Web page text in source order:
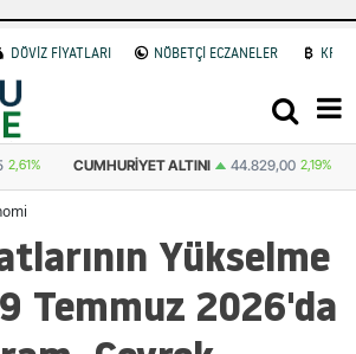
DÖVİZ FİYATLARI NÖBETÇİ ECZANELER
2,61% CUMHURIYET ALTINI 44.829,00 2,19%
Yükselme
Temmuz 2026'da